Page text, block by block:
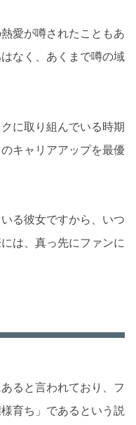
愛が噂されたこともあ
なく、あくまで噂の域
に取り組んでいる時期
キャリアアップを最優
る彼女ですから、いつ
は、真っ先にファンに
ると言われており、フ
育ち」であるという説